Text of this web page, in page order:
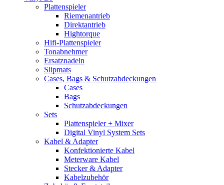
Plattenspieler
Riemenantrieb
Direktantrieb
Hightorque
Hifi-Plattenspieler
Tonabnehmer
Ersatznadeln
Slipmats
Cases, Bags & Schutzabdeckungen
Cases
Bags
Schutzabdeckungen
Sets
Plattenspieler + Mixer
Digital Vinyl System Sets
Kabel & Adapter
Konfektionierte Kabel
Meterware Kabel
Stecker & Adapter
Kabelzubehör